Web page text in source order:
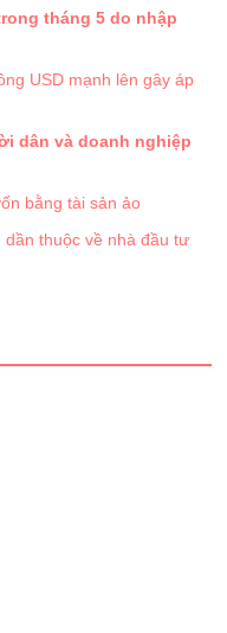
tháng 5 do nhập
USD mạnh lên gây áp
dân và doanh nghiệp
bằng tài sản ảo
thuộc về nhà đầu tư